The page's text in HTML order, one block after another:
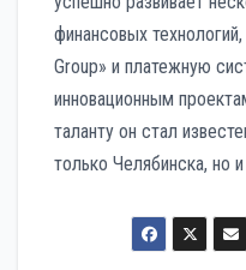
финансовых
Group» и платежную
инновационным
таланту он стал
только Челябинска, но